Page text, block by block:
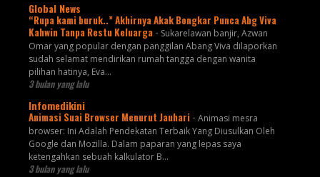
Global News
“Rupa kami buruk..” Akhirnya Akak Bongkar Punca Abg Viva
Kahwin Tanpa Restu Keluarga - Sukarelawan banjir, Azwan
Omar yang popular dengan panggilan Abang Viva dilaporkan
sudah selamat mendirikan rumah tangga dengan wanita
pilihan hatinya, Eva...
3 bulan yang lalu
Infomedikini
Animasi Suai Browser Menurut Jauhari - Animasi mesra
browser: Ini Adalah Pendekatan Terbaik Yang Diusulkan Oleh
Google dan Mozilla. Dalam paparan yang lepas saya
ketengahkan sebuah kalkulator B...
3 bulan yang lalu